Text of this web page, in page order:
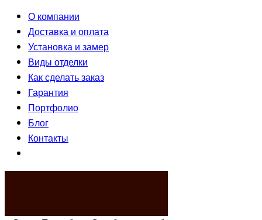
О компании
Доставка и оплата
Установка и замер
Виды отделки
Как сделать заказ
Гарантия
Портфолио
Блог
Контакты